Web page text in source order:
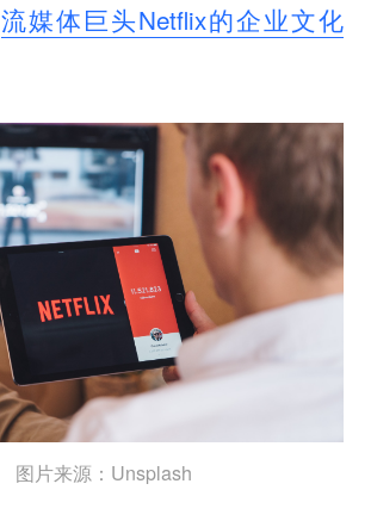
流媒体巨头Netflix的企业文化
图片来源：Unsplash